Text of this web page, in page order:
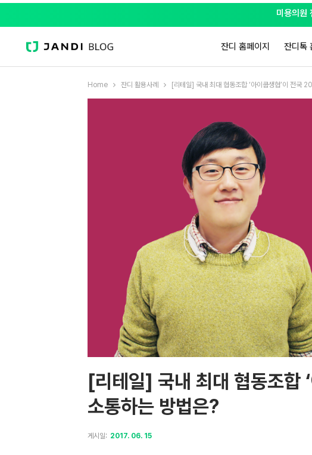
미용의원
잔디 홈페이지 잔디톡
Home 잔디 활용사례 [리테일] 국내 최대 협동조합 ‘아이쿱생협’이 전국
[리테일] 국내 최대 협동조합
소통하는 방법은?
게시일: 2017. 06. 15